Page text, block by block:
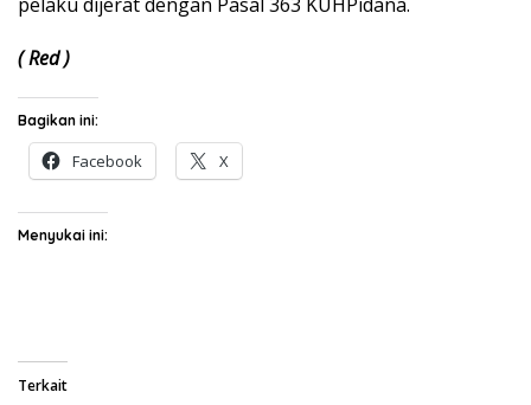
( Red )
Bagikan ini:
Facebook X
Menyukai ini:
Terkait